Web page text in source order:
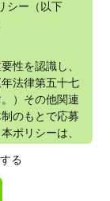
シー（以下
性を認識し、
法律第五十七
）その他関連
のもとで応募
ポリシーは、
る